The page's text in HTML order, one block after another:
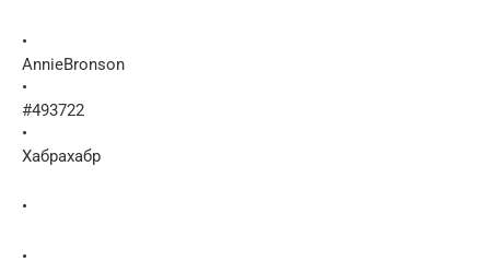
•
AnnieBronson
•
#493722
•
Хабрахабр
•
•